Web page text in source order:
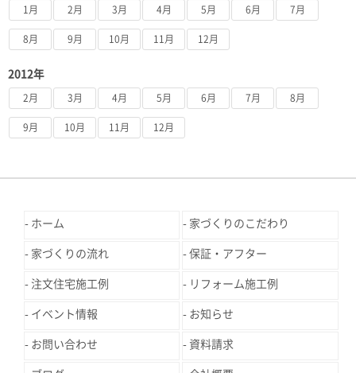
1月 2月 3月 4月 5月 6月 7月
8月 9月 10月 11月 12月
2012年
2月 3月 4月 5月 6月 7月 8月
9月 10月 11月 12月
ホーム 家づくりのこだわり
家づくりの流れ 保証・アフター
注文住宅施工例 リフォーム施工例
イベント情報 お知らせ
お問い合わせ 資料請求